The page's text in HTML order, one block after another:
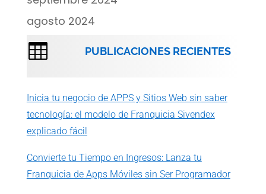
agosto 2024
 PUBLICACIONES RECIENTES
Inicia tu negocio de APPS y Sitios Web sin saber
tecnología: el modelo de Franquicia Sivendex
explicado fácil
Convierte tu Tiempo en Ingresos: Lanza tu
Franquicia de Apps Móviles sin Ser Programador